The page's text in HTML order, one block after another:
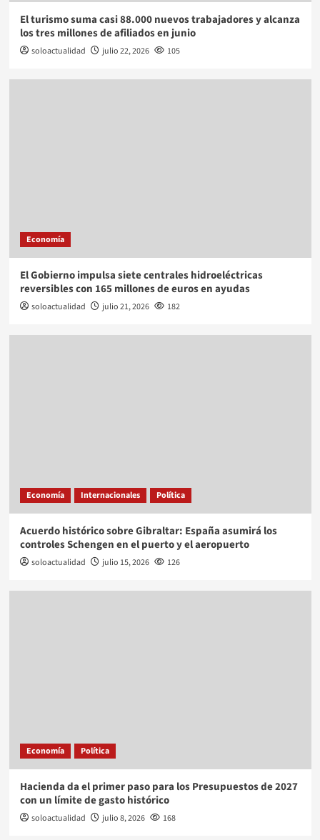
El turismo suma casi 88.000 nuevos trabajadores y alcanza
los tres millones de afiliados en junio
soloactualidad julio 22, 2026 105
Economía
El Gobierno impulsa siete centrales hidroeléctricas
reversibles con 165 millones de euros en ayudas
soloactualidad julio 21, 2026 182
Economía Internacionales Política
Acuerdo histórico sobre Gibraltar: España asumirá los
controles Schengen en el puerto y el aeropuerto
soloactualidad julio 15, 2026 126
Economía Política
Hacienda da el primer paso para los Presupuestos de 2027
con un límite de gasto histórico
soloactualidad julio 8, 2026 168